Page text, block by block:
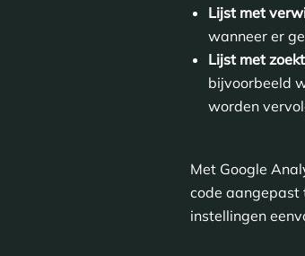
Lijst met
wanneer er
Lijst met
bijvoorbeeld
worden
Met Google
code aangepast
instellingen